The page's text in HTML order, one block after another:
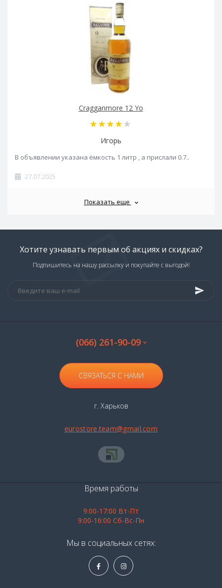
Cragganmore 12 Yo
Игорь
В объявлении указана ёмкость 1 литр , а прислали 0.7..
27.07.2025
Показать еще
Хотите узнавать первым об акциях и скидках?
Подпишитесь на нашу рассылку и покупайте с выгодой!
(066) 261-90-09
СВЯЗАТЬСЯ С НАМИ
г. Харьков
eurostore.team@gmail.com
Время работы
9:00-17:00 Вт-Пт
9:00-16:00 Сб-Вс-Пн
Мы в социальных сетях: